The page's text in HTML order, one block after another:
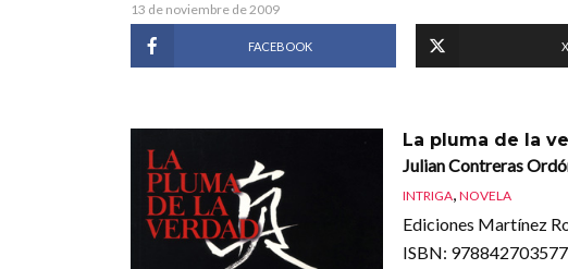
13 de noviembre de 2009
FACEBOOK X
La pluma de la
Julian Contreras
INTRIGA, NOVELA
Ediciones Martínez
ISBN: